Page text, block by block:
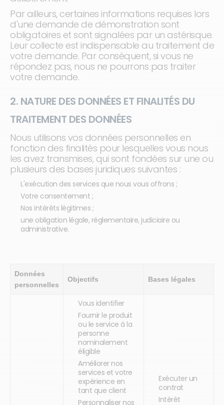
Par ailleurs, certaines informations requises lors
d'une demande de démonstration sont
obligatoires et sont signalées par un astérisque.
Leur collecte est indispensable au traitement de
votre demande. Par conséquent, si vous ne
répondez pas, nous ne pourrons pas traiter
votre demande.
2. NATURE DES DONNÉES ET FINALITÉS DU
TRAITEMENT DES DONNÉES
Nous utilisons vos données personnelles en
fonction des finalités pour lesquelles vous nous
les avez transmises, qui sont fondées sur une ou
plusieurs des bases juridiques suivantes :
L'exécution des services que nous vous offrons ;
Votre consentement ;
Nos intérêts légitimes ;
une obligation légale, réglementaire, judiciaire ou
administrative.
Données
personnelles
Objectifs Bases légales
Vous identifier
Fournir le produit
ou le service à la
personne
nominalement
éligible
Améliorer nos
services et votre
expérience en
tant que client
Personnaliser nos
Exécuter un
contrat
Intérêt